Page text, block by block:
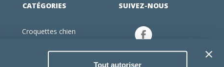
Tout autoriser
CATÉGORIES
Croquettes chien
Jouets chien
SUIVEZ-NOUS